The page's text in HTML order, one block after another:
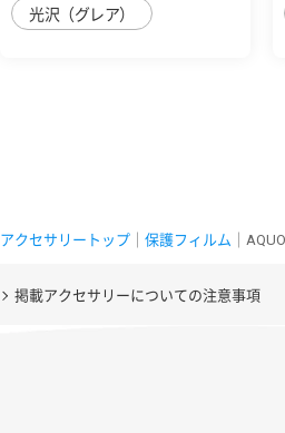
光沢（グレア）
アクセサリートップ 保護フィルム ｜
掲載アクセサリーについての注意事項